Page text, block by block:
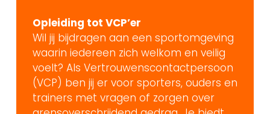
Opleiding tot VCP’er
Wil jij bijdragen aan een sportomgeving
waarin iedereen zich welkom en veilig
voelt? Als Vertrouwenscontactpersoon
(VCP) ben jij er voor sporters, ouders en
trainers met vragen of zorgen over